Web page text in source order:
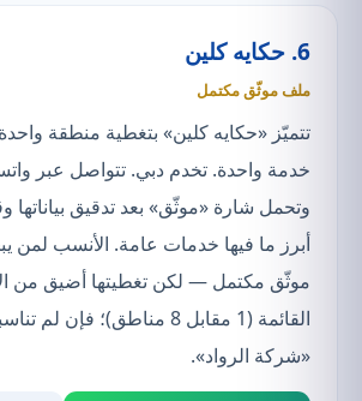
6. حكايه كلين
ملف موثّق مكتمل
تتميّز «حكايه كلين» بتغطية منطقة
خدمة واحدة. تخدم دبي. تتواصل عبر
وتحمل شارة «موثّق» بعد تدقيق بياناتها
أبرز ما فيها خدمات عامة. الأنسب
موثّق مكتمل — لكن تغطيتها أضيق من
القائمة (1 مقابل 8 مناطق)؛ فإن
«شركة الرواد».